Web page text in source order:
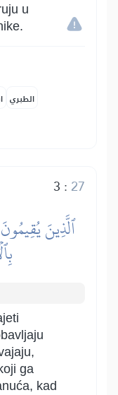
u
الطبري
3 : 27
ٱلَّذِينَ
ga
kad